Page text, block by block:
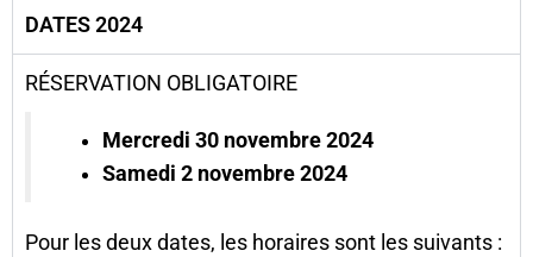
DATES 2024
RÉSERVATION OBLIGATOIRE
Mercredi 30 novembre 2024
Samedi 2 novembre 2024
Pour les deux dates, les horaires sont les suivants :